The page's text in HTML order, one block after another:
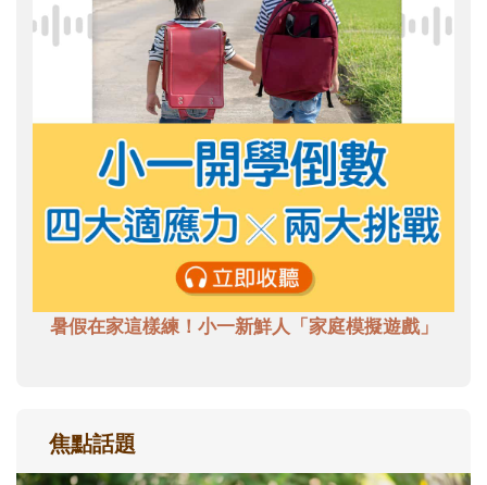
暑假在家這樣練！小一新鮮人「家庭模擬遊戲」
焦點話題